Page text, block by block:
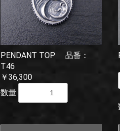
PENDANT TOP 品番：
T46
￥36,300
数量